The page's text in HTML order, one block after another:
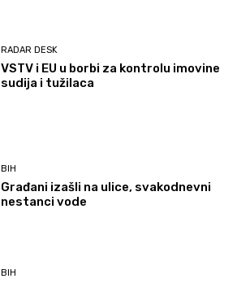
RADAR DESK
VSTV i EU u borbi za kontrolu imovine
sudija i tužilaca
BIH
Građani izašli na ulice, svakodnevni
nestanci vode
BIH